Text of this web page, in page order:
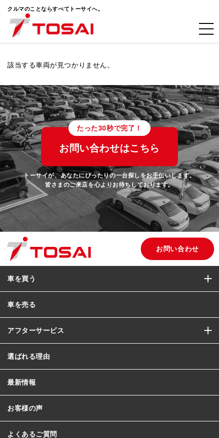
クルマのことならすべてトーサイへ。
該当する車両が見つかりません。
たった30秒で完了！
お問い合わせはこちら
トーサイが、あなたにぴったりの一台探しをお手伝いします。
皆さまのご来店を心よりお待ちしております。
お問い合わせ
車を買う
車を売る
アフターサービス
選ばれる理由
最新情報
お客様の声
よくあるご質問